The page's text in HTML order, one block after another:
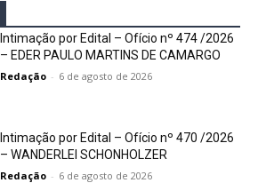
Intimação por Edital – Ofício nº 474 /2026
– EDER PAULO MARTINS DE CAMARGO
Redação - 6 de agosto de 2026
Intimação por Edital – Ofício nº 470 /2026
– WANDERLEI SCHONHOLZER
Redação - 6 de agosto de 2026